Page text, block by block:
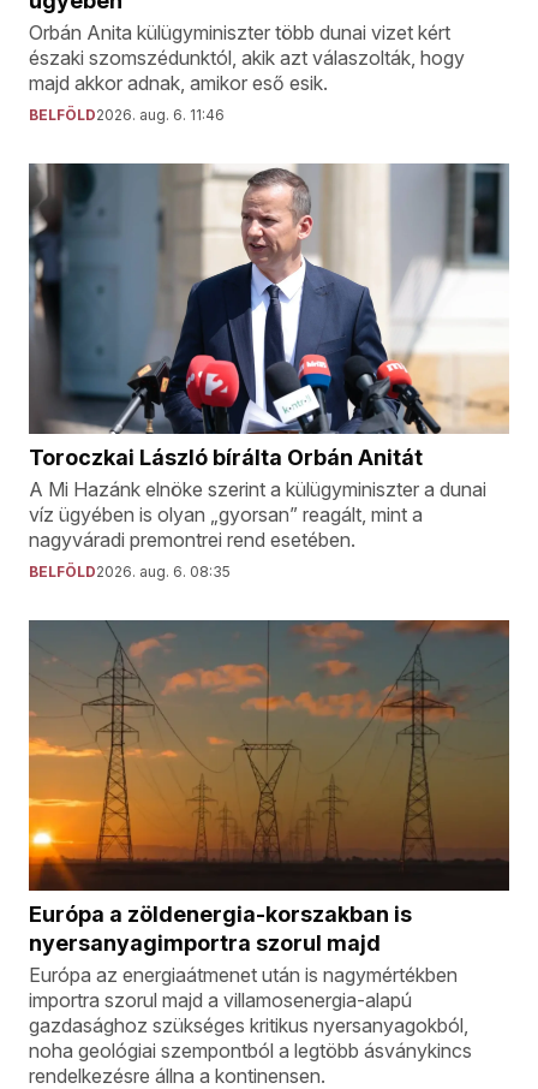
Orbán Anita külügyminiszter több dunai vizet kért
északi szomszédunktól, akik azt válaszolták, hogy
majd akkor adnak, amikor eső esik.
BELFÖLD2026. aug. 6. 11:46
Toroczkai László bírálta Orbán Anitát
A Mi Hazánk elnöke szerint a külügyminiszter a dunai
víz ügyében is olyan „gyorsan” reagált, mint a
nagyváradi premontrei rend esetében.
BELFÖLD2026. aug. 6. 08:35
Európa a zöldenergia-korszakban is
nyersanyagimportra szorul majd
Európa az energiaátmenet után is nagymértékben
importra szorul majd a villamosenergia-alapú
gazdasághoz szükséges kritikus nyersanyagokból,
noha geológiai szempontból a legtöbb ásványkincs
rendelkezésre állna a kontinensen.